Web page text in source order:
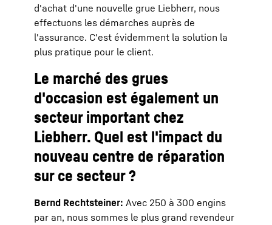
d'achat d'une nouvelle grue Liebherr, nous
effectuons les démarches auprès de
l'assurance. C'est évidemment la solution la
plus pratique pour le client.
Le marché des grues
d'occasion est également un
secteur important chez
Liebherr. Quel est l'impact du
nouveau centre de réparation
sur ce secteur ?
Bernd Rechtsteiner: Avec 250 à 300 engins
par an, nous sommes le plus grand revendeur